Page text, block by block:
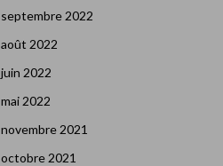
septembre 2022
août 2022
juin 2022
mai 2022
novembre 2021
octobre 2021